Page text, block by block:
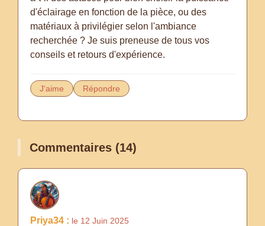
d'éclairage en fonction de la pièce, ou des
matériaux à privilégier selon l'ambiance
recherchée ? Je suis preneuse de tous vos
conseils et retours d'expérience.
J'aime Répondre
Commentaires (14)
Priya34 : le 12 Juin 2025